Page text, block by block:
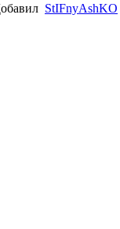
StIFnyAshKO